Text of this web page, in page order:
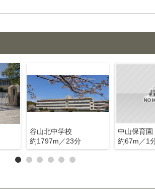
谷山北中学校
約1797m／23分
中山保育園
約67m／1